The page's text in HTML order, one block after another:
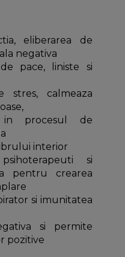
eliberarea de
negativa
pace, liniste si
calmeaza
procesul de
interior
si
pentru crearea
si imunitatea
si permite
pozitive